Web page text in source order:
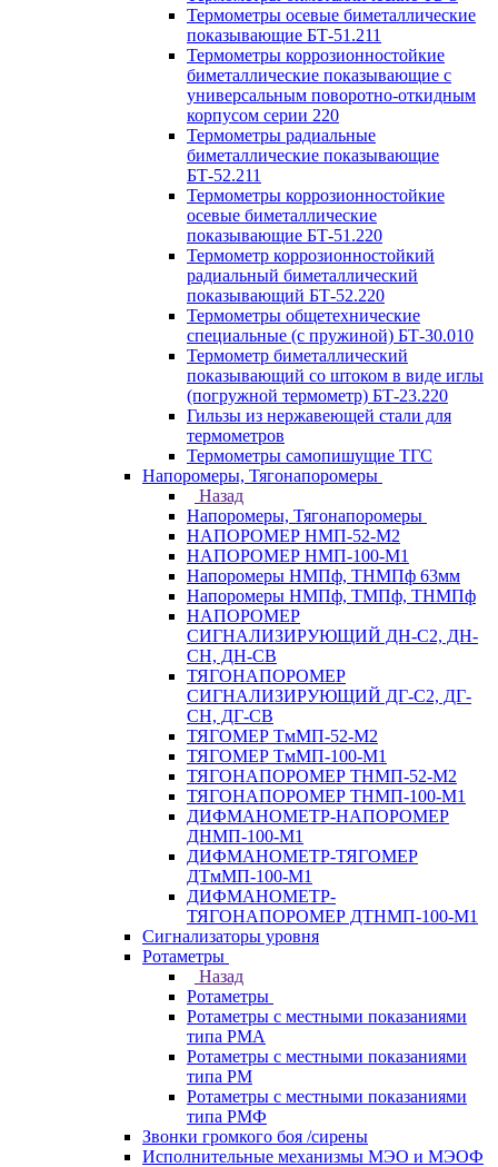
Термометры осевые биметаллические
показывающие БТ-51.211
Термометры коррозионностойкие
биметаллические показывающие с
универсальным поворотно-откидным
корпусом серии 220
Термометры радиальные
биметаллические показывающие
БТ-52.211
Термометры коррозионностойкие
осевые биметаллические
показывающие БТ-51.220
Термометр коррозионностойкий
радиальный биметаллический
показывающий БТ-52.220
Термометры общетехнические
специальные (с пружиной) БТ-30.010
Термометр биметаллический
показывающий со штоком в виде иглы
(погружной термометр) БТ-23.220
Гильзы из нержавеющей стали для
термометров
Термометры самопишущие ТГС
Напоромеры, Тягонапоромеры
Назад
Напоромеры, Тягонапоромеры
НАПОРОМЕР НМП-52-М2
НАПОРОМЕР НМП-100-М1
Напоромеры НМПф, ТНМПф 63мм
Напоромеры НМПф, ТМПф, ТНМПф
НАПОРОМЕР
СИГНАЛИЗИРУЮЩИЙ ДН-С2, ДН-
СН, ДН-СВ
ТЯГОНАПОРОМЕР
СИГНАЛИЗИРУЮЩИЙ ДГ-С2, ДГ-
СН, ДГ-СВ
ТЯГОМЕР ТмМП-52-М2
ТЯГОМЕР ТмМП-100-М1
ТЯГОНАПОРОМЕР ТНМП-52-М2
ТЯГОНАПОРОМЕР ТНМП-100-М1
ДИФМАНОМЕТР-НАПОРОМЕР
ДНМП-100-М1
ДИФМАНОМЕТР-ТЯГОМЕР
ДТмМП-100-М1
ДИФМАНОМЕТР-
ТЯГОНАПОРОМЕР ДТНМП-100-М1
Сигнализаторы уровня
Ротаметры
Назад
Ротаметры
Ротаметры с местными показаниями
типа РМА
Ротаметры с местными показаниями
типа РМ
Ротаметры с местными показаниями
типа РМФ
Звонки громкого боя /сирены
Исполнительные механизмы МЭО и МЭОФ